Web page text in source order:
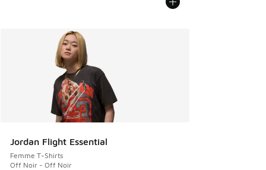
Jordan Flight Essential
Femme T-Shirts
Off Noir - Off Noir